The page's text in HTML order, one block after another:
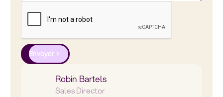
Robin Bartels
Sales Director
Envoyer